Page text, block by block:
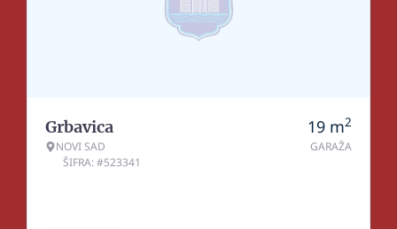
Grbavica
NOVI SAD
ŠIFRA: #523341
19 m2
GARAŽA